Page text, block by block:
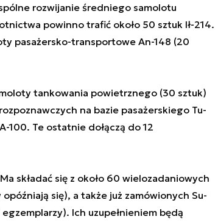
rozwijanie średniego samolotu
powinno trafić około 50 sztuk Ił-214.
pasażersko-transportowe An-148 (20
tankowania powietrznego (30 sztuk)
na bazie pasażerskiego Tu-
100. Te ostatnie dołączą do 12
składać się z około 60 wielozadaniowych
się), a także już zamówionych Su-
Ich uzupełnieniem będą